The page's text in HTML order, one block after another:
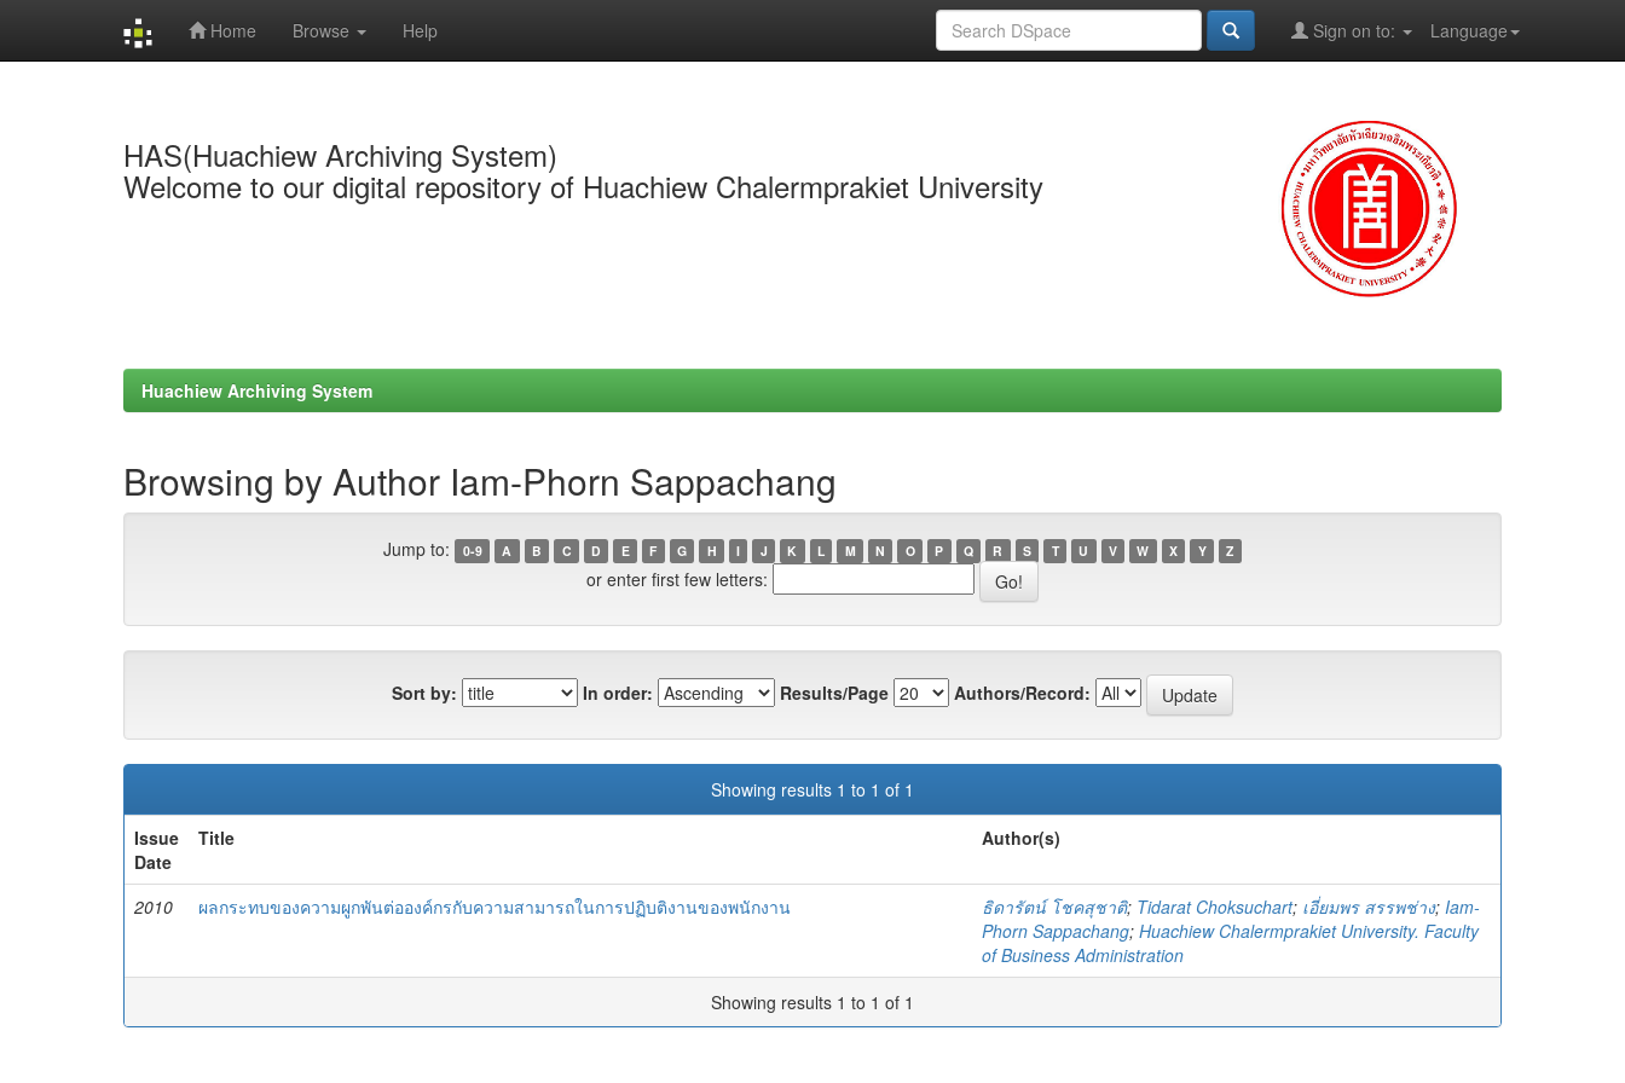
Home Browse Help Language
Sign on to:
HAS(Huachiew Archiving System)
Welcome to our digital repository of Huachiew Chalermprakiet University
Huachiew Archiving System
Browsing by Author Iam-Phorn Sappachang
Jump to: 0-9 A B C D E F G H I J K L M N O P Q R S T U V W X Y Z
or enter first few letters:
Sort by: In order: Results/Page Authors/Record:
Showing results 1 to 1 of 1
Issue
Date
Title Author(s)
2010 ผลกระทบของความผูกพันต่อองค์กรกับความสามารถในการปฏิบติงานของพนักงาน ธิดารัตน์ โชคสุชาติ; Tidarat Choksuchart; เอี่ยมพร สรรพช่าง; Iam-
Phorn Sappachang; Huachiew Chalermprakiet University. Faculty
of Business Administration
Showing results 1 to 1 of 1